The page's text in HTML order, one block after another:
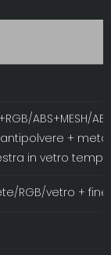
ABS+MESH/
antipolvere +
in vetro
RGB/vetro +